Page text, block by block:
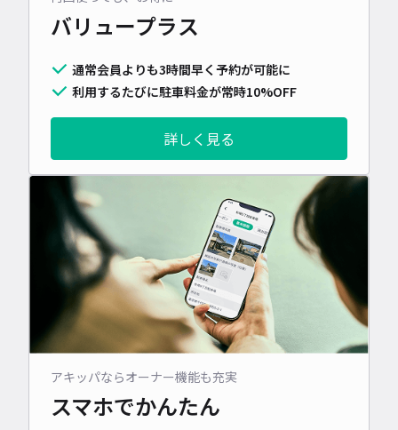
バリュープラス
通常会員よりも3時間早く予約が可能に
利用するたびに駐車料金が常時10%OFF
詳しく見る
アキッパならオーナー機能も充実
スマホでかんたん